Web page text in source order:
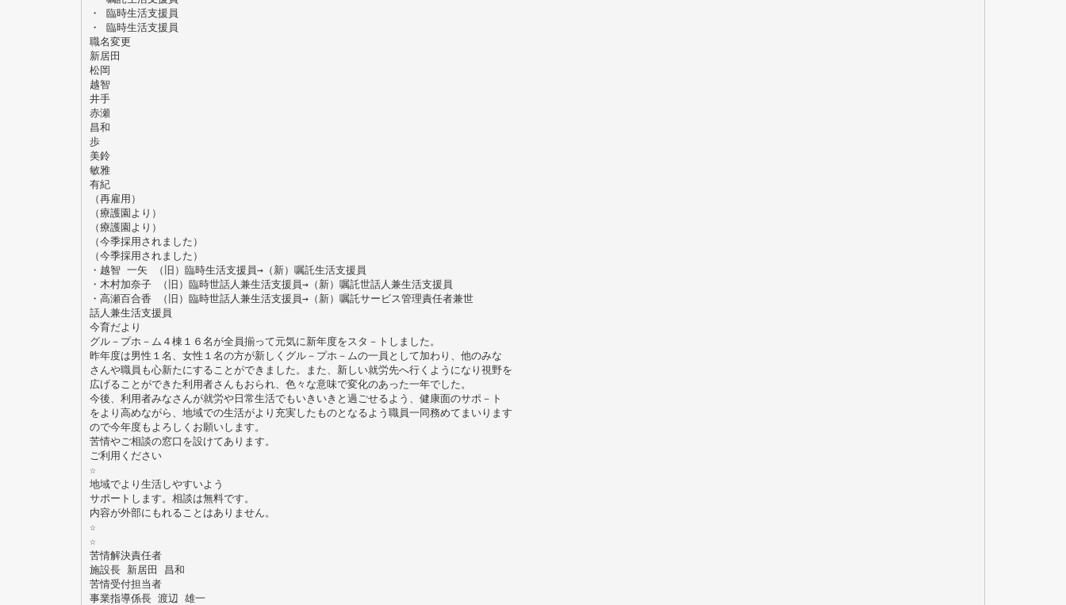
・ 臨時生活支援員
・ 臨時生活支援員
職名変更
新居田
松岡
越智
井手
赤瀬
昌和
歩
美鈴
敏雅
有紀
（再雇用）
（療護園より）
（療護園より）
（今季採用されました）
（今季採用されました）
・越智 一矢 （旧）臨時生活支援員→（新）嘱託生活支援員
・木村加奈子 （旧）臨時世話人兼生活支援員→（新）嘱託世話人兼生活支援員
・高瀬百合香 （旧）臨時世話人兼生活支援員→（新）嘱託サービス管理責任者兼世
話人兼生活支援員
今育だより
グル－プホ－ム４棟１６名が全員揃って元気に新年度をスタ－トしました。
昨年度は男性１名、女性１名の方が新しくグル－プホ－ムの一員として加わり、他のみな
さんや職員も心新たにすることができました。また、新しい就労先へ行くようになり視野を
広げることができた利用者さんもおられ、色々な意味で変化のあった一年でした。
今後、利用者みなさんが就労や日常生活でもいきいきと過ごせるよう、健康面のサポ－ト
をより高めながら、地域での生活がより充実したものとなるよう職員一同務めてまいります
ので今年度もよろしくお願いします。
苦情やご相談の窓口を設けてあります。
ご利用ください
☆
地域でより生活しやすいよう
サポートします。相談は無料です。
内容が外部にもれることはありません。
☆
☆
苦情解決責任者
施設長 新居田 昌和
苦情受付担当者
事業指導係長 渡辺 雄一